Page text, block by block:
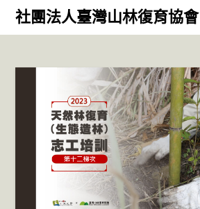
Skip社團法人臺灣山林復育協會